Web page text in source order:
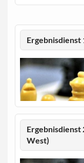
Ergebnisdienst
Ergebnisdienst
West)